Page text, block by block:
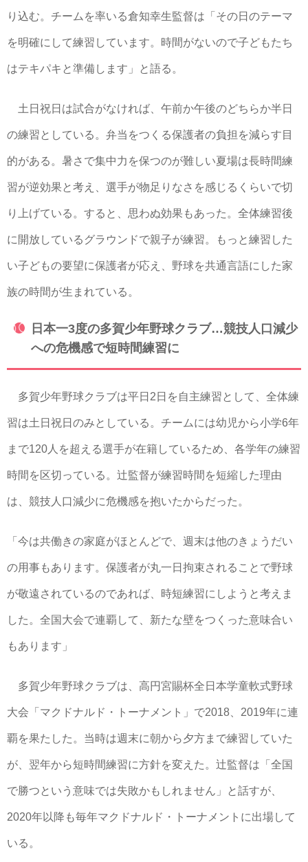
り込む。チームを率いる倉知幸生監督は「その日のテーマ
を明確にして練習しています。時間がないので子どもたち
はテキパキと準備します」と語る。
土日祝日は試合がなければ、午前か午後のどちらか半日
の練習としている。弁当をつくる保護者の負担を減らす目
的がある。暑さで集中力を保つのが難しい夏場は長時間練
習が逆効果と考え、選手が物足りなさを感じるくらいで切
り上げている。すると、思わぬ効果もあった。全体練習後
に開放しているグラウンドで親子が練習。もっと練習した
い子どもの要望に保護者が応え、野球を共通言語にした家
族の時間が生まれている。
日本一3度の多賀少年野球クラブ…競技人口減少
への危機感で短時間練習に
多賀少年野球クラブは平日2日を自主練習として、全体練
習は土日祝日のみとしている。チームには幼児から小学6年
まで120人を超える選手が在籍しているため、各学年の練習
時間を区切っている。辻監督が練習時間を短縮した理由
は、競技人口減少に危機感を抱いたからだった。
「今は共働きの家庭がほとんどで、週末は他のきょうだい
の用事もあります。保護者が丸一日拘束されることで野球
が敬遠されているのであれば、時短練習にしようと考えま
した。全国大会で連覇して、新たな壁をつくった意味合い
もあります」
多賀少年野球クラブは、高円宮賜杯全日本学童軟式野球
大会「マクドナルド・トーナメント」で2018、2019年に連
覇を果たした。当時は週末に朝から夕方まで練習していた
が、翌年から短時間練習に方針を変えた。辻監督は「全国
で勝つという意味では失敗かもしれません」と話すが、
2020年以降も毎年マクドナルド・トーナメントに出場して
いる。